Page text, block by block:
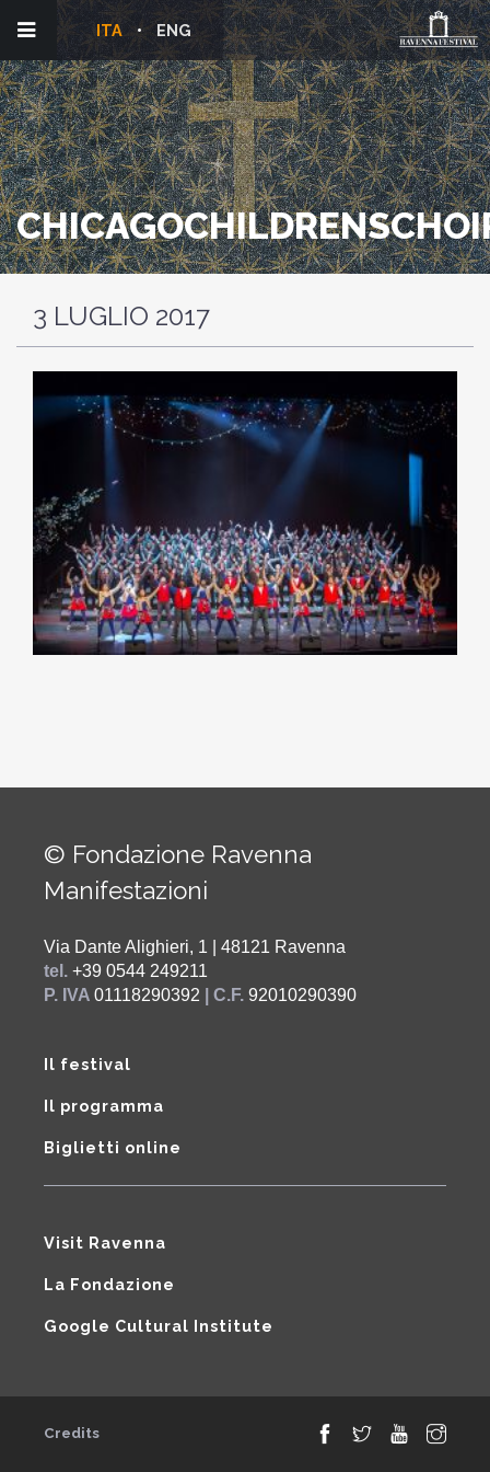
ENG
ITA
3 LUGLIO 2017
© Fondazione Ravenna
Manifestazioni
Via Dante Alighieri, 1 | 48121 Ravenna
tel. +39 0544 249211
P. IVA 01118290392 | C.F. 92010290390
Il festival
Il programma
Biglietti online
Visit Ravenna
La Fondazione
Google Cultural Institute
Credits